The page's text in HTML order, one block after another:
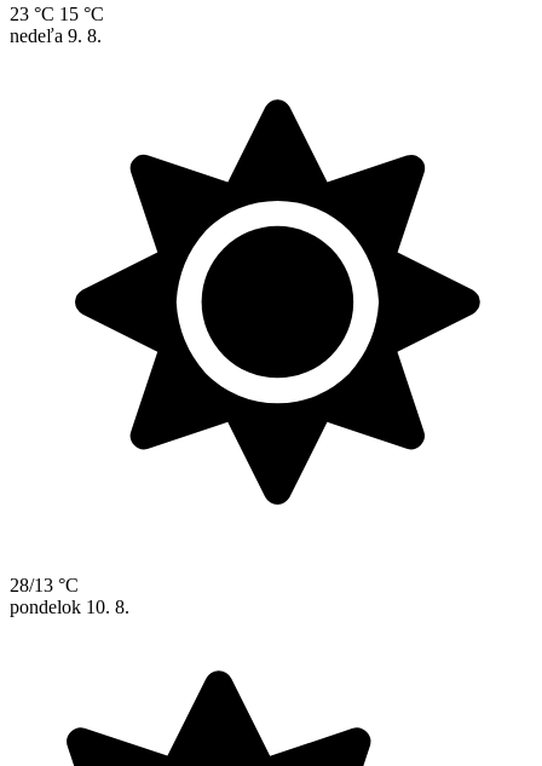
23 °C 15 °C
nedeľa 9. 8.
28/13 °C
pondelok 10. 8.